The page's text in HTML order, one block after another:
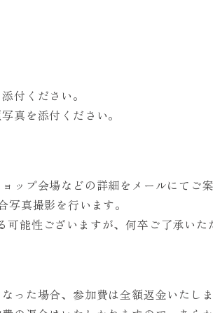
付ください。
真を添付ください。
ップ会場などの詳細をメールにてご案
真撮影を行います。
能性ございますが、何卒ご了承いた
った場合、参加費は全額返金いたしま